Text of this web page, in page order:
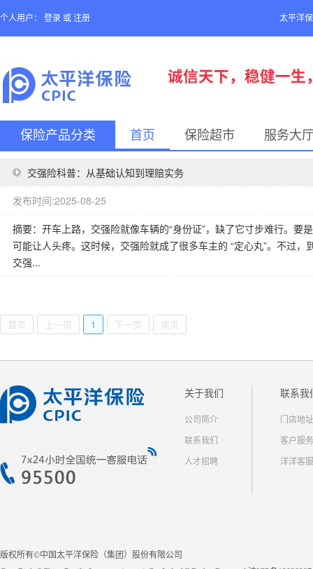
个人用户： 登录 或 注册 太平洋
保险产品分类 首页 保险超市 服务大
交强险科普：从基础认知到理赔实务
发布时间:2025-08-25
摘要：开车上路，交强险就像车辆的“身份证”，缺了它寸步难行。要
可能让人头疼。这时候，交强险就成了很多车主的 “定心丸”。不过
交强...
首页 上一页 1 下一页 尾页
关于我们
公司简介
联系我们
人才招聘
联系我
门店地址
客户服务
洋洋客服
版权所有©中国太平洋保险（集团）股份有限公司